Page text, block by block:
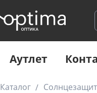
Аутлет
Каталог